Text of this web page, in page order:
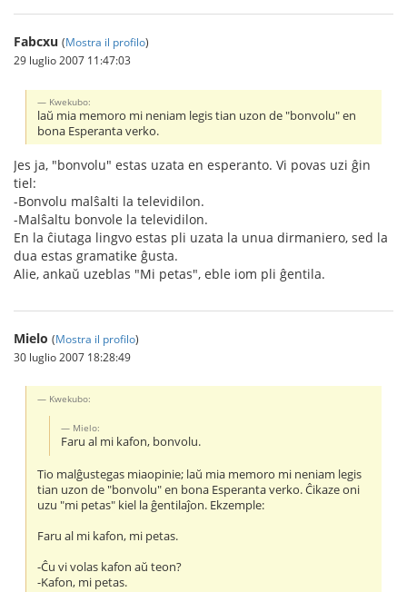
Fabcxu (Mostra il profilo)
29 luglio 2007 11:47:03
Kwekubo:
laŭ mia memoro mi neniam legis tian uzon de "bonvolu" en
bona Esperanta verko.
Jes ja, "bonvolu" estas uzata en esperanto. Vi povas uzi ĝin
tiel:
-Bonvolu malŝalti la televidilon.
-Malŝaltu bonvole la televidilon.
En la ĉiutaga lingvo estas pli uzata la unua dirmaniero, sed la
dua estas gramatike ĝusta.
Alie, ankaŭ uzeblas "Mi petas", eble iom pli ĝentila.
Mielo (Mostra il profilo)
30 luglio 2007 18:28:49
Kwekubo:
Mielo:
Faru al mi kafon, bonvolu.
Tio malĝustegas miaopinie; laŭ mia memoro mi neniam legis
tian uzon de "bonvolu" en bona Esperanta verko. Ĉikaze oni
uzu "mi petas" kiel la ĝentilaĵon. Ekzemple:
Faru al mi kafon, mi petas.
-Ĉu vi volas kafon aŭ teon?
-Kafon, mi petas.